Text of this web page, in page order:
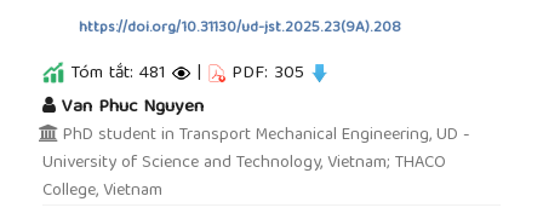
https://doi.org/10.31130/ud-jst.2025.23(9A).208
Tóm tắt: 481 | PDF: 305
Van Phuc Nguyen
PhD student in Transport Mechanical Engineering, UD -
University of Science and Technology, Vietnam; THACO
College, Vietnam